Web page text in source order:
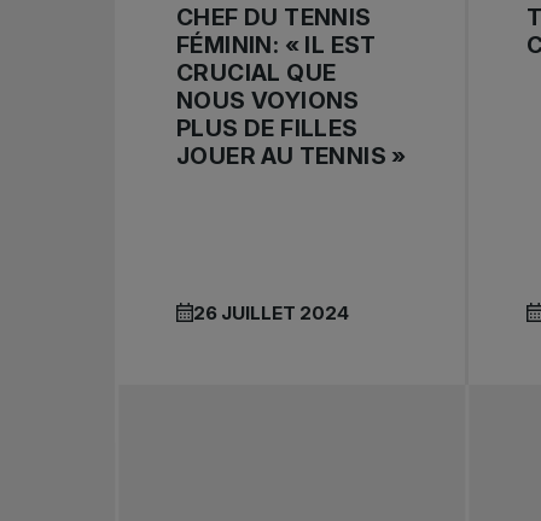
CHEF DU TENNIS
FÉMININ: « IL EST
CRUCIAL QUE
NOUS VOYIONS
PLUS DE FILLES
JOUER AU TENNIS »
26 JUILLET 2024